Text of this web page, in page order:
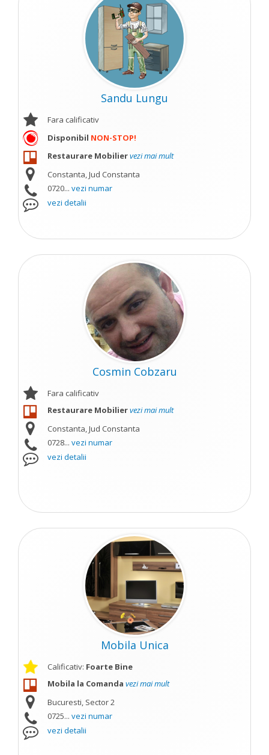
Sandu Lungu
Fara calificativ
Disponibil NON-STOP!
Restaurare Mobiliervezi mai mult
Constanta, Jud Constanta
0720... vezi numar
vezi detalii
Cosmin Cobzaru
Fara calificativ
Restaurare Mobiliervezi mai mult
Constanta, Jud Constanta
0728... vezi numar
vezi detalii
Mobila Unica
Calificativ: Foarte Bine
Mobila la Comanda vezi mai mult
Bucuresti, Sector 2
0725... vezi numar
vezi detalii